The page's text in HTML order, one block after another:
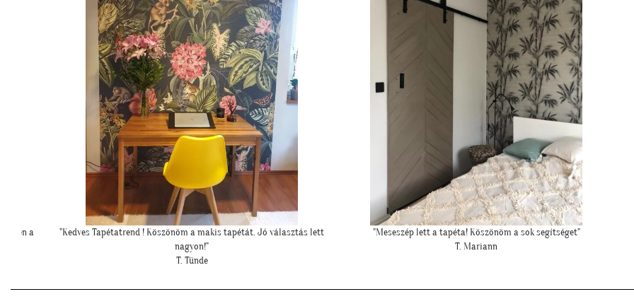
lett
"Meseszép lett a tapéta! Köszönöm a sok segítséget"
T. Mariann
""Csatolok pár képet a dzsungeles sarokról!""
K. Laura